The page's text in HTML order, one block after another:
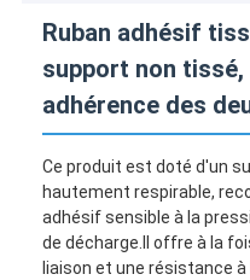
Ruban adhésif
support non
adhérence des
Ce produit est doté d'un
hautement respirable,
adhésif sensible à la
de décharge.Il offre à la
liaison et une résistance